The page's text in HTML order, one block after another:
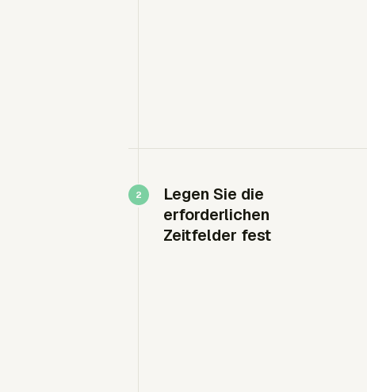
Legen Sie die
erforderlichen
Zeitfelder fest